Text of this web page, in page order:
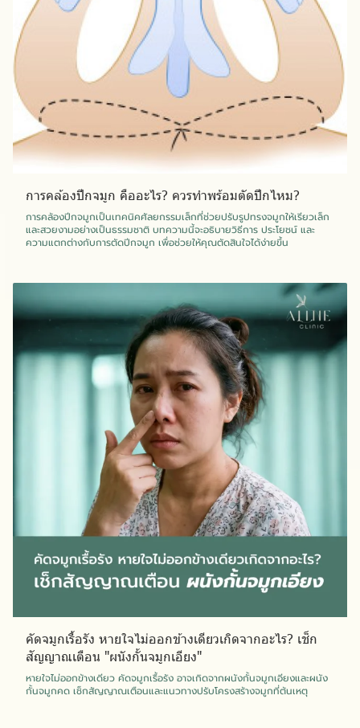
การคล้องปีกจมูก คืออะไร? ควรทำพร้อมตัดปีกไหม?
การคล้องปีกจมูกเป็นเทคนิคศัลยกรรมเล็กที่ช่วยปรับรูปทรงจมูกให้เรียวเล็ก
และสวยงามอย่างเป็นธรรมชาติ บทความนี้จะอธิบายวิธีการ ประโยชน์ และ
ความแตกต่างกับการตัดปีกจมูก เพื่อช่วยให้คุณตัดสินใจได้ง่ายขึ้น
คัดจมูกเรื้อรัง หายใจไม่ออกข้างเดียวเกิดจากอะไร? เช็ก
สัญญาณเตือน "ผนังกั้นจมูกเอียง"
หายใจไม่ออกข้างเดียว คัดจมูกเรื้อรัง อาจเกิดจากผนังกั้นจมูกเอียงและผนัง
กั้นจมูกคด เช็กสัญญาณเตือนและแนวทางปรับโครงสร้างจมูกที่ต้นเหตุ